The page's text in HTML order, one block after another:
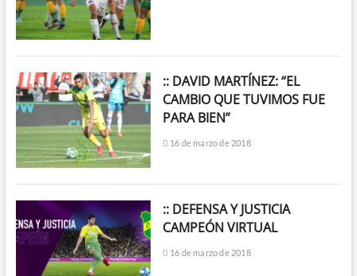
:: DAVID MARTÍNEZ: “EL
CAMBIO QUE TUVIMOS FUE
PARA BIEN”
16 de marzo de 2018
:: DEFENSA Y JUSTICIA
CAMPEÓN VIRTUAL
16 de marzo de 2018